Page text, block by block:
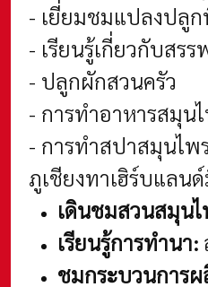
- เยี่ยมชมแปลงปลู
- เรียนรู้เกี่ยวกับส
- ปลูกผักสวนครัว
- การทำอาหารสมุน
- การทำสปาสมุนไพ
ภูเชียงทาเฮิร์บแลน
เดินชมสวนสมุน
เรียนรู้การทำนา:
ชมกระบวนการ